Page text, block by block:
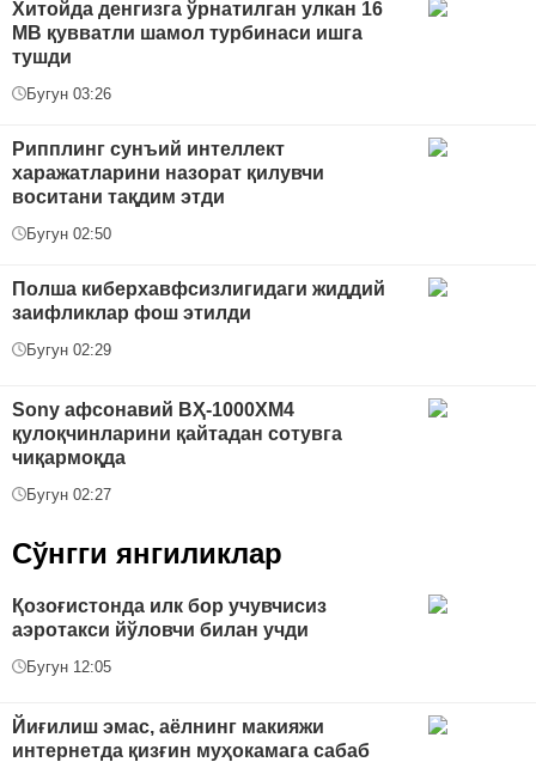
Хитойда денгизга ўрнатилган улкан 16
МВ қувватли шамол турбинаси ишга
тушди
Бугун 03:26
Рипплинг сунъий интеллект
харажатларини назорат қилувчи
воситани тақдим этди
Бугун 02:50
Полша киберхавфсизлигидаги жиддий
заифликлар фош этилди
Бугун 02:29
Sony афсонавий ВҲ-1000XM4
қулоқчинларини қайтадан сотувга
чиқармоқда
Бугун 02:27
Сўнгги янгиликлар
Қозоғистонда илк бор учувчисиз
аэротакси йўловчи билан учди
Бугун 12:05
Йиғилиш эмас, аёлнинг макияжи
интернетда қизғин муҳокамага сабаб